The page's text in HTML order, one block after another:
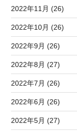
2022年11月 (26)
2022年10月 (26)
2022年9月 (26)
2022年8月 (27)
2022年7月 (26)
2022年6月 (26)
2022年5月 (27)